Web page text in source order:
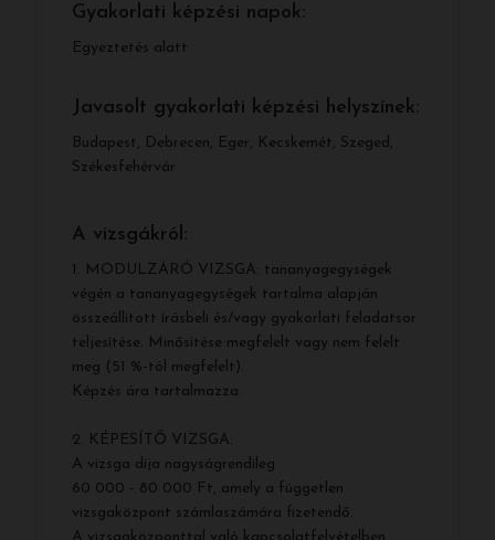
Gyakorlati képzési napok:
Egyeztetés alatt
Javasolt gyakorlati képzési helyszínek:
Budapest, Debrecen, Eger, Kecskemét, Szeged,
Székesfehérvár
A vizsgákról:
1. MODULZÁRÓ VIZSGA: tananyagegységek
végén a tananyagegységek tartalma alapján
összeállított írásbeli és/vagy gyakorlati feladatsor
teljesítése. Minősítése megfelelt vagy nem felelt
meg (51 %-tól megfelelt).
Képzés ára tartalmazza.
2. KÉPESÍTŐ VIZSGA:
A vizsga díja nagyságrendileg
60 000 - 80 000 Ft, amely a független
vizsgaközpont számlaszámára fizetendő.